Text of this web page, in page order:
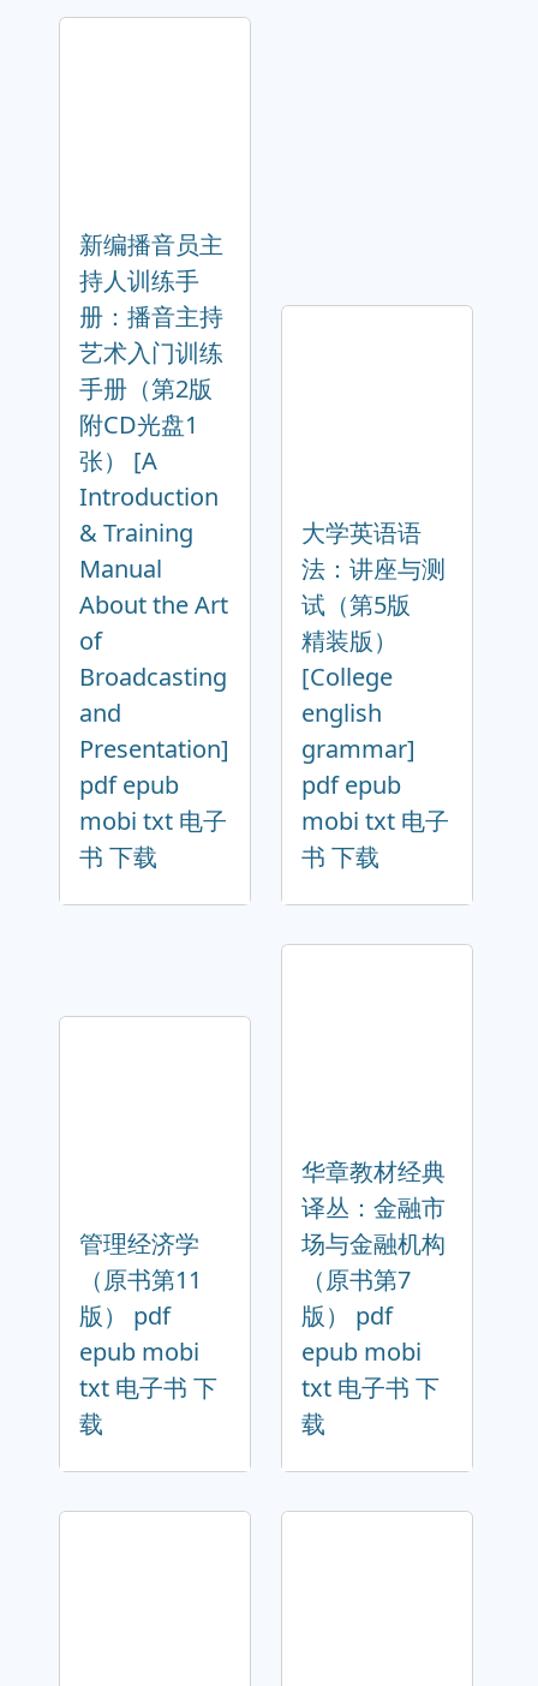
新编播音员主
持人训练手
册：播音主持
艺术入门训练
手册（第2版
附CD光盘1
张） [A
Introduction
& Training
Manual
About the Art
of
Broadcasting
and
Presentation]
pdf epub
mobi txt 电子
书 下载
大学英语语
法：讲座与测
试（第5版
精装版）
[College
english
grammar]
pdf epub
mobi txt 电子
书 下载
管理经济学
（原书第11
版） pdf
epub mobi
txt 电子书 下
载
华章教材经典
译丛：金融市
场与金融机构
（原书第7
版） pdf
epub mobi
txt 电子书 下
载